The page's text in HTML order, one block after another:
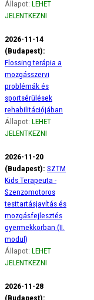
Állapot: LEHET
JELENTKEZNI
2026-11-14
(Budapest):
Flossing terápia a
mozgásszervi
problémák és
sportsérülések
rehabilitációjában
Állapot: LEHET
JELENTKEZNI
2026-11-20
(Budapest): SZTM
Kids Terapeuta -
Szenzomotoros
testtartásjavítás és
mozgásfejlesztés
gyermekkorban (II.
modul)
Állapot: LEHET
JELENTKEZNI
2026-11-28
(Budapest):